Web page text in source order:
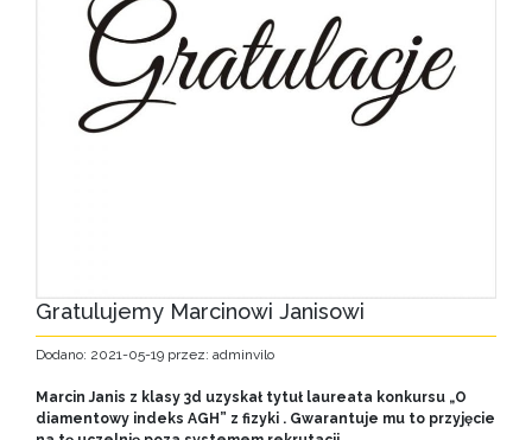
Gratulujemy Marcinowi Janisowi
Dodano: 2021-05-19 przez: adminvilo
Marcin Janis z klasy 3d uzyskał tytuł laureata konkursu „O
diamentowy indeks AGH” z fizyki . Gwarantuje mu to przyjęcie